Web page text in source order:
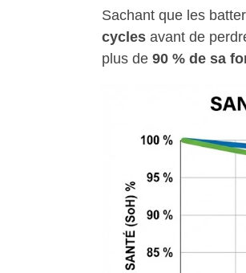
Sachant que les
cycles avant de
plus de 90 % de sa